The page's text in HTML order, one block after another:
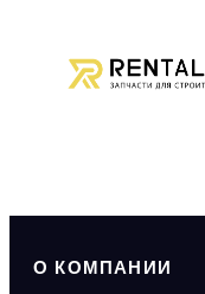
О КОМПАНИИ